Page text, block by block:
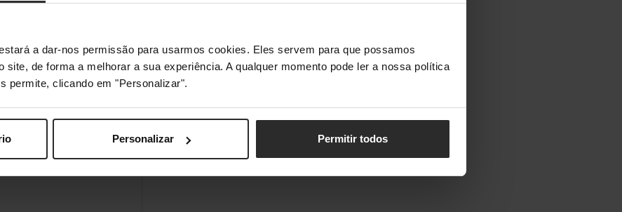
a dar-nos permissão para usarmos cookies. Eles servem para que possamos
site, de forma a melhorar a sua experiência. A qualquer momento pode ler a nossa política
permite, clicando em "Personalizar".
Personalizar Permitir todos